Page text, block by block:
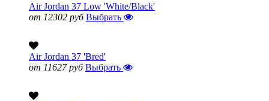
Air Jordan 37 Low 'White/Black'
от 12302 руб Выбрать
Air Jordan 37 'Bred'
от 11627 руб Выбрать